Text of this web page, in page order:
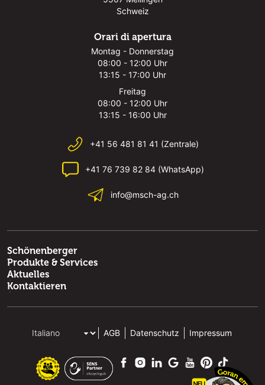
Schweiz
Orari di apertura
Montag - Donnerstag
08:00 - 12:00 Uhr
13:15 - 17:00 Uhr
Freitag
08:00 - 12:00 Uhr
13:15 - 16:00 Uhr
+41 56 481 81 41 (Zentrale)
+41 76 739 82 84 (WhatsApp)
info@msch-ag.ch
Schönenberger
Produkte & Services
Aktuelles
Kontaktieren
AGB Datenschutz Impressum